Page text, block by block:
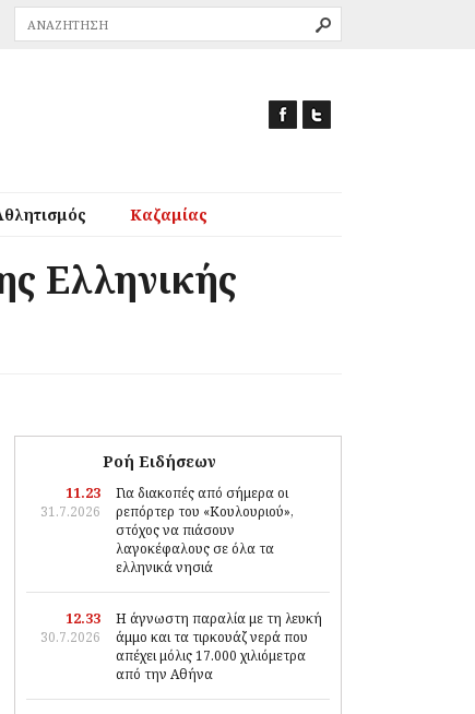
Καζαμίας
Ελληνικής
Ροή Ειδήσεων
11.23
31.7.2026
Για διακοπές από σήμερα οι
ρεπόρτερ του «Κουλουριού»,
στόχος να πιάσουν
λαγοκέφαλους σε όλα τα
ελληνικά νησιά
12.33
30.7.2026
Η άγνωστη παραλία με τη λευκή
άμμο και τα τιρκουάζ νερά που
απέχει μόλις 17.000 χιλιόμετρα
από την Αθήνα